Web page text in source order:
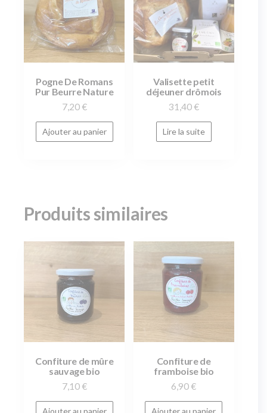
Pogne De Romans
Pur Beurre Nature
7,20 €
Ajouter au panier
Valisette petit
déjeuner drômois
31,40 €
Lire la suite
Produits similaires
Confiture de mûre
sauvage bio
7,10 €
Confiture de
framboise bio
6,90 €